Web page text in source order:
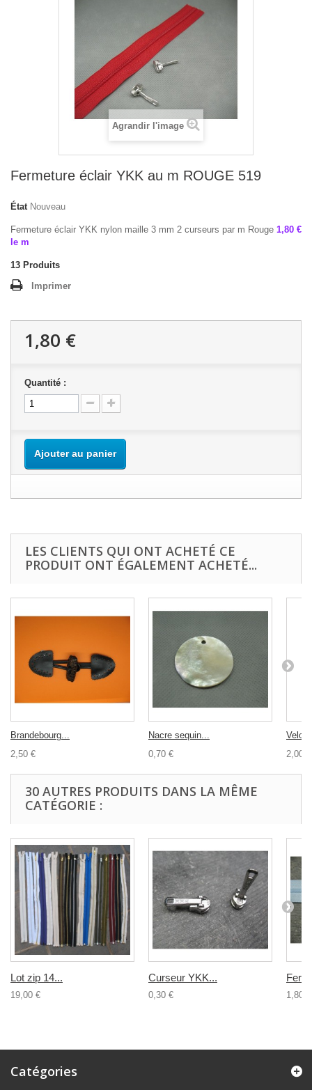
Agrandir l'image
Fermeture éclair YKK au m ROUGE 519
État Nouveau
Fermeture éclair YKK nylon maille 3 mm 2 curseurs par m Rouge 1,80 €
le m
13 Produits
Imprimer
1,80 €
Quantité :
Ajouter au panier
LES CLIENTS QUI ONT ACHETÉ CE
PRODUIT ONT ÉGALEMENT ACHETÉ...
Brandebourg...
2,50 €
Nacre sequin...
0,70 €
2,00 €
30 AUTRES PRODUITS DANS LA MÊME
CATÉGORIE :
Lot zip 14...
19,00 €
Curseur YKK...
0,30 € 1,80 €
Catégories